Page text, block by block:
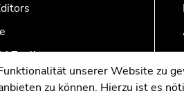
unserer Website zu
zu können. Hierzu ist es